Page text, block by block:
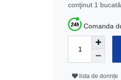
conţinut 1 bucată
Comanda
lista de dorințe